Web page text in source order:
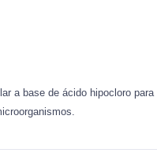
a base de ácido hipocloro para